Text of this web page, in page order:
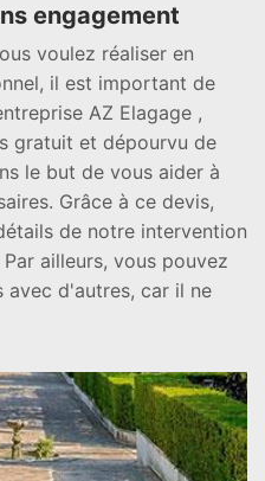
engagement
voulez réaliser en
il est important de
AZ Elagage ,
gratuit et dépourvu de
le but de vous aider à
Grâce à ce devis,
de notre intervention
ailleurs, vous pouvez
d'autres, car il ne